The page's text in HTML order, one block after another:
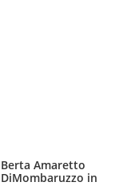
Berta Amaretto
DiMombaruzzo in